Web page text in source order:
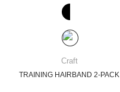
Craft
TRAINING HAIRBAND 2-PACK